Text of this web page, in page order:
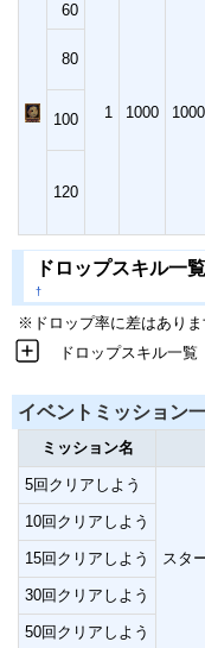
60
1 1000 1000
80
100
120
ドロップスキル
†
※ドロップ率に差はあり
ドロップスキル一覧
イベントミッション
ミッション名
5回クリアしよう
スタ
10回クリアしよう
15回クリアしよう
30回クリアしよう
50回クリアしよう